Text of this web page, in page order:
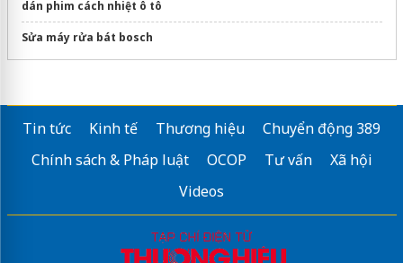
dán phim cách nhiệt ô tô
Sửa máy rửa bát bosch
Tin tức Kinh tế Thương hiệu
Chuyển động 389
Chính sách & Pháp luật
OCOP Tư vấn
Xã hội
Videos